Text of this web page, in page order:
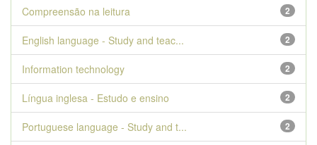
2
Compreensão na leitura
2
English language - Study and teac...
2
Information technology
2
Língua inglesa - Estudo e ensino
2
Portuguese language - Study and t...